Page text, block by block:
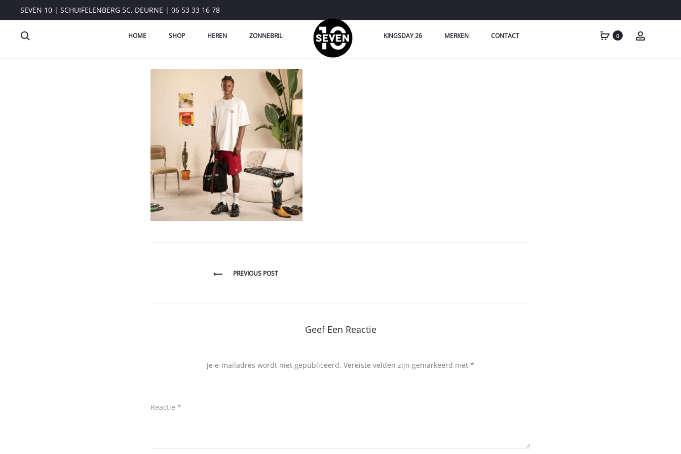
SEVEN 10 | SCHUIFELENBERG 5C, DEURNE | 06 53 33 16 78
HOME SHOP HEREN ZONNEBRIL KINGSDAY 26 MERKEN CONTACT 0
PREVIOUS POST
Geef Een Reactie
Je e-mailadres wordt niet gepubliceerd. Vereiste velden zijn gemarkeerd met *
Reactie *